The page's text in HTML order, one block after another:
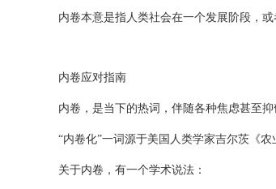
内卷本意是指人类社会在一个发展阶段，
内卷应对指南
内卷，是当下的热词，伴随各种焦虑甚至抑
“内卷化”一词源于美国人类学家吉尔茨《农
关于内卷，有一个学术说法：